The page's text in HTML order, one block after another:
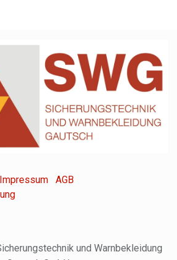
Impressum
AGB
und Warnbekleidung